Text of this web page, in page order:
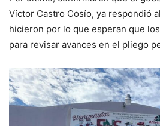
Víctor Castro Cosío, ya respondió
hicieron por lo que esperan que
para revisar avances en el pliego